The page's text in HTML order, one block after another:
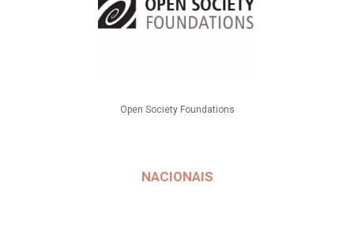
Open Society Foundations
NACIONAIS